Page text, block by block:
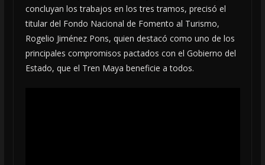
concluyan los trabajos en los tres tramos, precisó el
titular del Fondo Nacional de Fomento al Turismo,
Rogelio Jiménez Pons, quien destacó como uno de los
principales compromisos pactados con el Gobierno del
Estado, que el Tren Maya beneficie a todos.